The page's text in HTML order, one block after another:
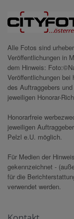
Alle Fotos sind
Veröffentlichungen in
dem Hinweis:
Veröffentlichungen
des Auftraggebers
jeweiligen Honorar-
Honorarfreie
jeweiligen
Pelzl e.U. möglich.
Für Medien der
gekennzeichnet -
für die
verwendet werden.